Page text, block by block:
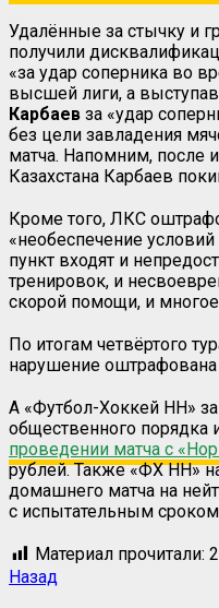
Удалённые за стычку и
получили
«за удар соперника во
высшей лиги, а
Карбаев за «удар
без цели завладения
матча. Напомним, после
Казахстана Карбаев
Кроме того, ЛКС
«необеспечение
пункт входят и
тренировок, и
скорой помощи, и
По итогам четвёртого
нарушение оштрафована
А «Футбол-Хоккей НН»
общественного порядка
проведении матча с
рублей. Также «ФХ НН»
домашнего матча на
с испытательным
Материал прочитали:
Назад